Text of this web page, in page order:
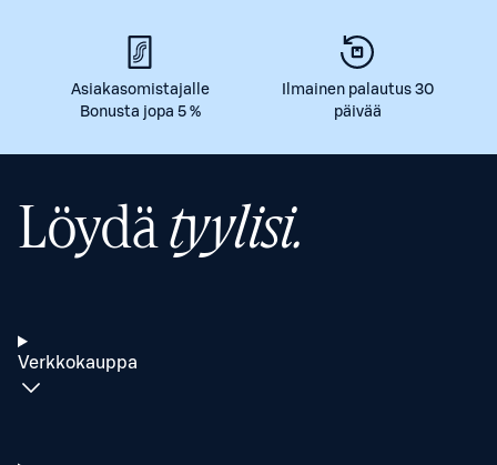
Asiakasomistajalle
Bonusta jopa 5 %
Ilmainen palautus 30
päivää
Löydätyylisi.
Verkkokauppa